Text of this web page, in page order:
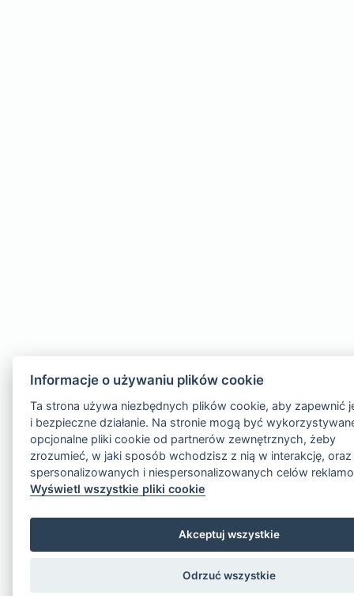
Informacje o używaniu plików cookie
Ta strona używa niezbędnych plików cookie, aby zapewnić
i bezpieczne działanie. Na stronie mogą być
opcjonalne pliki cookie od partnerów zewnętrznych, żeby
zrozumieć, w jaki sposób wchodzisz z nią w interakcję,
spersonalizowanych i niespersonalizowanych celów
Wyświetl wszystkie pliki cookie
Akceptuj wszystkie
Odrzuć wszystkie